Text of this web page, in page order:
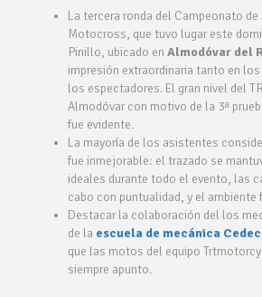
La tercera ronda del Campeonato de
Motocross, que tuvo lugar este
Pinillo, ubicado en Almodóvar del
impresión extraordinaria tanto en
los espectadores. El gran nivel del
Almodóvar con motivo de la 3ª
fue evidente.
La mayoría de los asistentes
fue inmejorable: el trazado se
ideales durante todo el evento, las
cabo con puntualidad, y el ambiente
Destacar la colaboración del los
de la escuela de mecánica
que las motos del equipo
siempre apunto.